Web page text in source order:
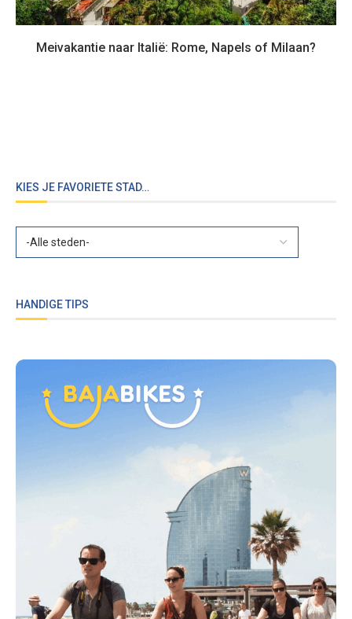
Meivakantie naar Italië: Rome, Napels of Milaan?
KIES JE FAVORIETE STAD…
HANDIGE TIPS